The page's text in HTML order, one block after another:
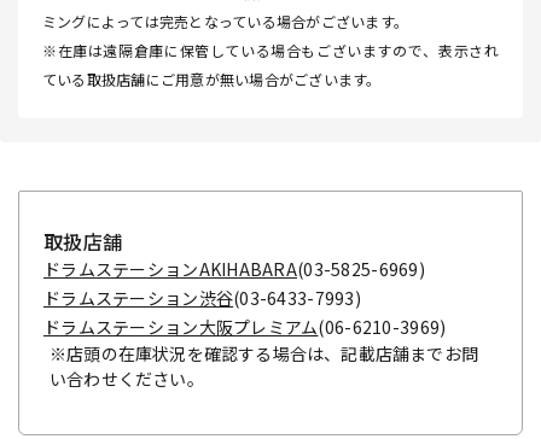
ミングによっては完売となっている場合がございます。
※在庫は遠隔倉庫に保管している場合もございますので、表示され
ている取扱店舗にご用意が無い場合がございます。
取扱店舗
ドラムステーションAKIHABARA(03-5825-6969)
ドラムステーション渋谷(03-6433-7993)
ドラムステーション大阪プレミアム(06-6210-3969)
※店頭の在庫状況を確認する場合は、記載店舗までお問
い合わせください。